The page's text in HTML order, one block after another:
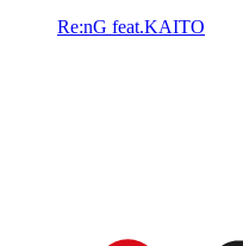
Re:nG feat.KAITO